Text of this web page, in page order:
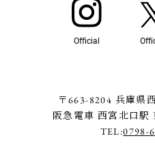
Official
〒663-8204 兵庫県
阪急電車 西宮北口駅
TEL:0798-